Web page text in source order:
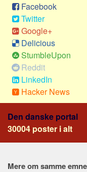
Italien
Grækenland
USA
Alle
Nøgleord
Bolig
Virksomhed
Investering
Facebook
Twitter
Google+
Delicious
StumbleUpon
Reddit
LinkedIn
Hacker News
Den danske portal
30004 poster i alt
Mere om samme emne